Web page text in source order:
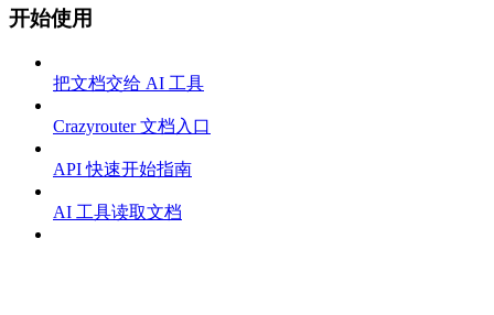
开始使用
把文档交给 AI 工具
Crazyrouter 文档入口
API 快速开始指南
AI 工具读取文档